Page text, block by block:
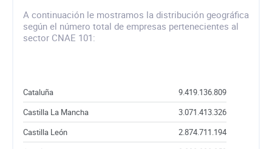
A continuación le mostramos la distribución geográfica
según el número total de empresas pertenecientes al
sector CNAE 101:
Cataluña
9.419.136.809
Castilla La Mancha
3.071.413.326
Castilla León
2.874.711.194